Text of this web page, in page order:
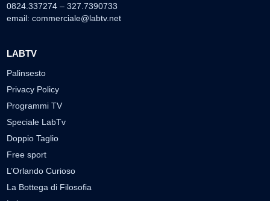
0824.337274 – 327.7390733
email: commerciale@labtv.net
LABTV
Palinsesto
Privacy Policy
Programmi TV
Speciale LabTv
Doppio Taglio
Free sport
L’Orlando Curioso
La Bottega di Filosofia